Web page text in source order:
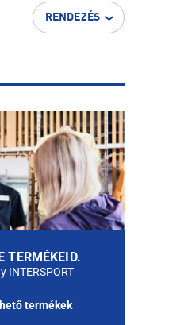
RENDEZÉS
TERMÉKEID.
INTERSPORT
termékek